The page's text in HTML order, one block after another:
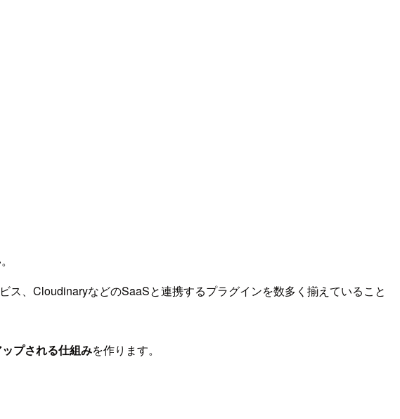
、CloudinaryなどのSaaSと連携するプラグインを数多く揃えていること
プされる仕組みを作ります。